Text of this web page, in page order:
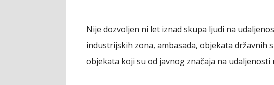
Nije dozvoljen ni let iznad skupa ljudi na
industrijskih zona, ambasada, objekata državnih
objekata koji su od javnog značaja na udaljenosti